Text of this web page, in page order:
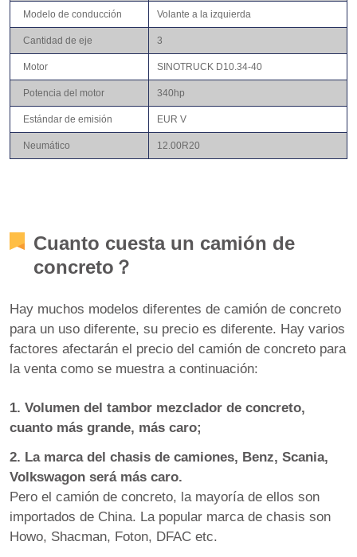
Modelo de conducción Volante a la izquierda
Cantidad de eje 3
Motor SINOTRUCK D10.34-40
Potencia del motor 340hp
Estándar de emisión EUR V
Neumático 12.00R20
Cuanto cuesta un camión de
concreto？
Hay muchos modelos diferentes de camión de concreto
para un uso diferente, su precio es diferente. Hay varios
factores afectarán el precio del camión de concreto para
la venta como se muestra a continuación:
1. Volumen del tambor mezclador de concreto,
cuanto más grande, más caro;
2. La marca del chasis de camiones, Benz, Scania,
Volkswagon será más caro.
Pero el camión de concreto, la mayoría de ellos son
importados de China. La popular marca de chasis son
Howo, Shacman, Foton, DFAC etc.